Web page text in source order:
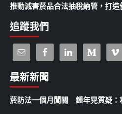
推動減害菸品合法抽稅納管，打造
追蹤我們
最新新聞
菸防法一個月闖關 鍾年晃質疑：